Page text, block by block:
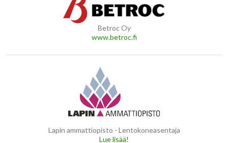
Betroc Oy
www.betroc.fi
Lapin ammattiopisto - Lentokoneasentaja
Lue lisää!